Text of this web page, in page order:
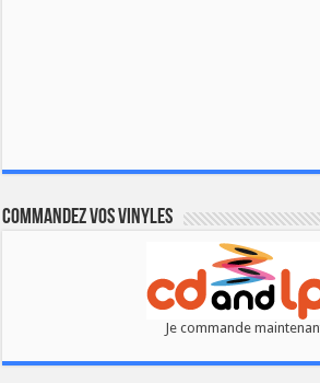
Commandez vos vinyles
Je commande